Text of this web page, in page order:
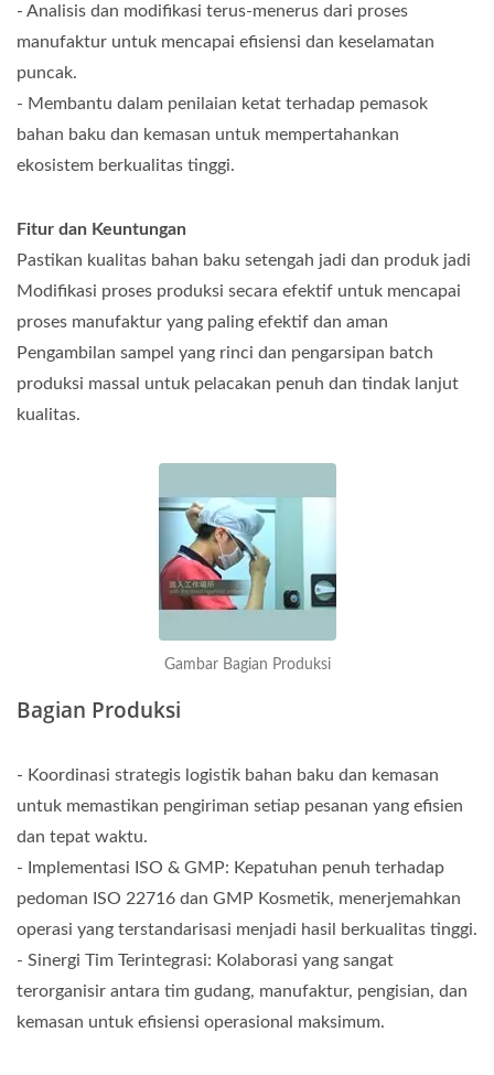
- Analisis dan modifikasi terus-menerus dari proses
manufaktur untuk mencapai efisiensi dan keselamatan
puncak.
- Membantu dalam penilaian ketat terhadap pemasok
bahan baku dan kemasan untuk mempertahankan
ekosistem berkualitas tinggi.
Fitur dan Keuntungan
Pastikan kualitas bahan baku setengah jadi dan produk jadi
Modifikasi proses produksi secara efektif untuk mencapai
proses manufaktur yang paling efektif dan aman
Pengambilan sampel yang rinci dan pengarsipan batch
produksi massal untuk pelacakan penuh dan tindak lanjut
kualitas.
Gambar Bagian Produksi
Bagian Produksi
- Koordinasi strategis logistik bahan baku dan kemasan
untuk memastikan pengiriman setiap pesanan yang efisien
dan tepat waktu.
- Implementasi ISO & GMP: Kepatuhan penuh terhadap
pedoman ISO 22716 dan GMP Kosmetik, menerjemahkan
operasi yang terstandarisasi menjadi hasil berkualitas tinggi.
- Sinergi Tim Terintegrasi: Kolaborasi yang sangat
terorganisir antara tim gudang, manufaktur, pengisian, dan
kemasan untuk efisiensi operasional maksimum.